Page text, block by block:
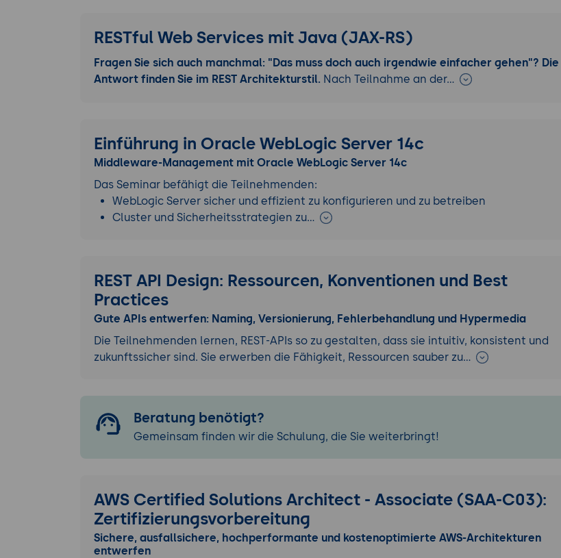
RESTful Web Services mit Java (JAX-RS)
Fragen Sie sich auch manchmal: "Das muss doch auch irgendwie einfacher gehen"? Die
Antwort finden Sie im REST Architekturstil. Nach Teilnahme an der…
Einführung in Oracle WebLogic Server 14c
Middleware-Management mit Oracle WebLogic Server 14c
Das Seminar befähigt die Teilnehmenden:
WebLogic Server sicher und effizient zu konfigurieren und zu betreiben
Cluster und Sicherheitsstrategien zu…
REST API Design: Ressourcen, Konventionen und Best
Practices
Gute APIs entwerfen: Naming, Versionierung, Fehlerbehandlung und Hypermedia
Die Teilnehmenden lernen, REST-APIs so zu gestalten, dass sie intuitiv, konsistent und
zukunftssicher sind. Sie erwerben die Fähigkeit, Ressourcen sauber zu…
Beratung benötigt?
Gemeinsam finden wir die Schulung, die Sie weiterbringt!
AWS Certified Solutions Architect - Associate (SAA-C03):
Zertifizierungsvorbereitung
Sichere, ausfallsichere, hochperformante und kostenoptimierte AWS-Architekturen
entwerfen